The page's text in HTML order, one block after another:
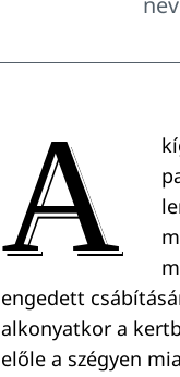
A
engedett
alkonyatkor a
előle a szégyen